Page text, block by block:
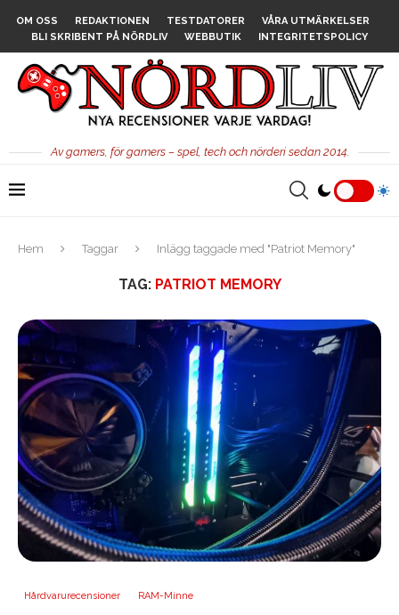
OM OSS REDAKTIONEN TESTDATORER
VÅRA UTMÄRKELSER
BLI SKRIBENT PÅ NÖRDLIV
WEBBUTIK INTEGRITETSPOLICY
Av gamers, för gamers – spel, tech och nörderi sedan 2014.
Hem Taggar Inlägg taggade med "Patriot Memory"
TAG: PATRIOT MEMORY
Hårdvarurecensioner RAM-Minne